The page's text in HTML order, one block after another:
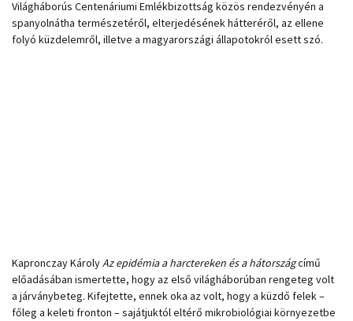
Világháborús Centenáriumi Emlékbizottság közös rendezvényén a
spanyolnátha természetéről, elterjedésének hátteréről, az ellene
folyó küzdelemről, illetve a magyarországi állapotokról esett szó.
Kapronczay KárolyAz epidémia a harctereken és a hátországcímű
előadásában ismertette, hogy az első világháborúban rengeteg volt
a járványbeteg. Kifejtette, ennek oka az volt, hogy a küzdő felek –
főleg a keleti fronton – sajátjuktól eltérő mikrobiológiai környezetbe